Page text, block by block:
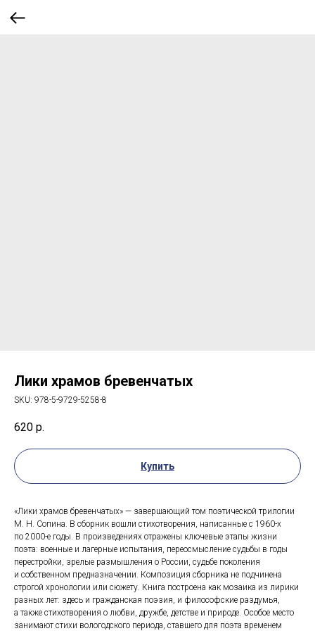
Лики храмов бревенчатых
SKU: 978-5-9729-5258-8
620 р.
Купить
«Лики храмов бревенчатых» — завершающий том поэтической трилогии
М. Н. Сопина. В сборник вошли стихотворения, написанные с 1960-х
по 2000-е годы. В произведениях отражены ключевые этапы жизни
поэта: военные и лагерные испытания, переосмысление судьбы в годы
перестройки, зрелые размышления о России, судьбе поколения
и собственном предназначении. Композиция сборника не подчинена
строгой хронологии или сюжету. Книга построена как мозаика из лирики
разных лет: здесь и гражданская поэзия, и философские раздумья,
а также стихотворения о любви, дружбе, детстве и природе. Особое место
занимают стихи вологодского периода, ставшего для поэта временем